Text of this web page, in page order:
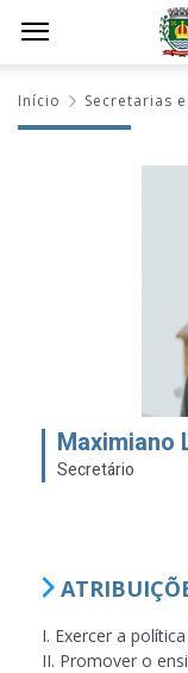
Início Secretarias
Maximiano
Secretário
I. Exercer a
II. Promover o